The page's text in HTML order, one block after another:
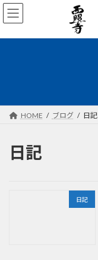
コ
ン
ン
ナ
ビ
ー
HOME ブログ 日記
日記
日記